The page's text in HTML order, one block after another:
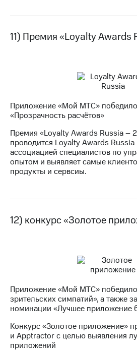
11) Премия «Loyalty Awards
Приложение «Мой МТС»
«Прозрачность расчётов»
Премия «Loyalty Awards Russia –
проводится Loyalty Awards
ассоциацией специалистов по
опытом и выявляет самые
продукты и сервсиы.
12) конкурс «Золотое
Приложение «Мой МТС»
зрительских симпатий», а также
номинации «Лучшее приложение
Конкурс «Золотое приложение»
и Apptractor с целью выявления
приложений